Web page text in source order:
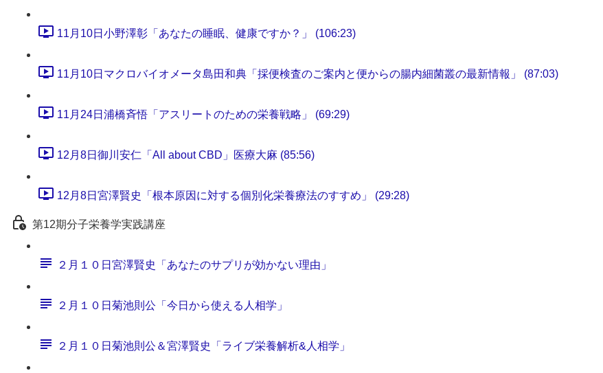
11月10日小野澤彰「あなたの睡眠、健康ですか？」 (106:23)
11月10日マクロバイオメータ島田和典「採便検査のご案内と便からの腸内細菌叢の最新情報」 (87:03)
11月24日浦橋斉悟「アスリートのための栄養戦略」 (69:29)
12月8日御川安仁「All about CBD」医療大麻 (85:56)
12月8日宮澤賢史「根本原因に対する個別化栄養療法のすすめ」 (29:28)
第12期分子栄養学実践講座
２月１０日宮澤賢史「あなたのサプリが効かない理由」
２月１０日菊池則公「今日から使える人相学」
２月１０日菊池則公＆宮澤賢史「ライブ栄養解析&人相学」